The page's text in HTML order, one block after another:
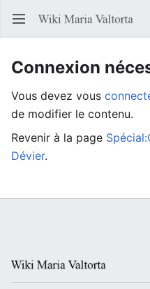
Ouvrir le menu principal
Connexion
Vous devez vous
de modifier le contenu.
Revenir à la page
Dévier.